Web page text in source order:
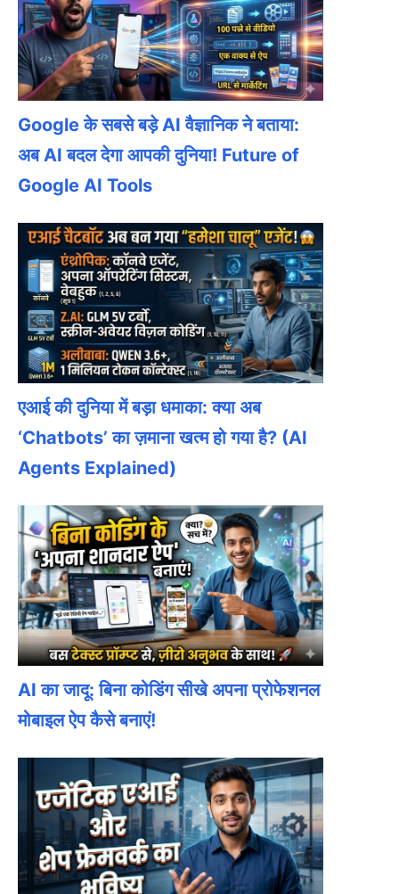
Google के सबसे बड़े AI वैज्ञानिक ने बताया:
अब AI बदल देगा आपकी दुनिया! Future of
Google AI Tools
एआई की दुनिया में बड़ा धमाका: क्या अब
‘Chatbots’ का ज़माना खत्म हो गया है? (AI
Agents Explained)
AI का जादू: बिना कोडिंग सीखे अपना प्रोफेशनल
मोबाइल ऐप कैसे बनाएं!